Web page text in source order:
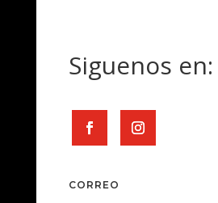
Siguenos en:
CORREO